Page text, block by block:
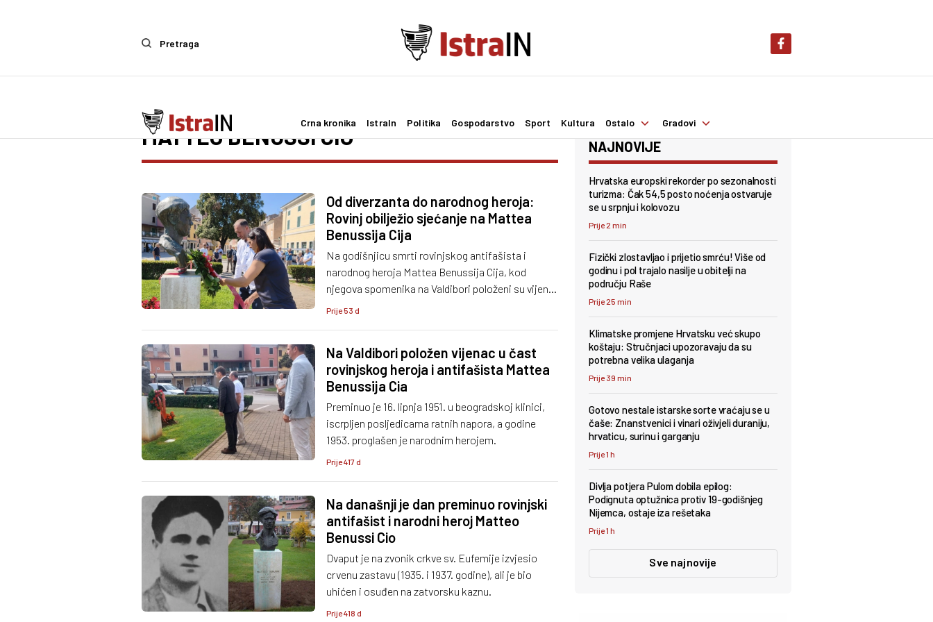
Pretraga
Crna kronika IstraIn Politika Gospodarstvo Sport Kultura Ostalo Gradovi
MATTEO BENUSSI CIO
Od diverzanta do narodnog heroja:
Rovinj obilježio sjećanje na Mattea
Benussija Cija
Na godišnjicu smrti rovinjskog antifašista i
narodnog heroja Mattea Benussija Cija, kod
njegova spomenika na Valdibori položeni su vijenci
i odana počast čovjeku koji je ostavio dubok trag
Prije 53 d
Na Valdibori položen vijenac u čast
rovinjskog heroja i antifašista Mattea
Benussija Cia
Preminuo je 16. lipnja 1951. u beogradskoj klinici,
iscrpljen posljedicama ratnih napora, a godine
1953. proglašen je narodnim herojem.
Prije 417 d
Na današnji je dan preminuo rovinjski
antifašist i narodni heroj Matteo
Benussi Cio
Dvaput je na zvonik crkve sv. Eufemije izvjesio
crvenu zastavu (1935. i 1937. godine), ali je bio
uhićen i osuđen na zatvorsku kaznu.
Prije 418 d
NAJNOVIJE
Hrvatska europski rekorder po sezonalnosti
turizma: Čak 54,5 posto noćenja ostvaruje
se u srpnju i kolovozu
Prije 2 min
Fizički zlostavljao i prijetio smrću! Više od
godinu i pol trajalo nasilje u obitelji na
području Raše
Prije 25 min
Klimatske promjene Hrvatsku već skupo
koštaju: Stručnjaci upozoravaju da su
potrebna velika ulaganja
Prije 39 min
Gotovo nestale istarske sorte vraćaju se u
čaše: Znanstvenici i vinari oživjeli duraniju,
hrvaticu, surinu i garganju
Prije 1 h
Divlja potjera Pulom dobila epilog:
Podignuta optužnica protiv 19-godišnjeg
Nijemca, ostaje iza rešetaka
Prije 1 h
Sve najnovije